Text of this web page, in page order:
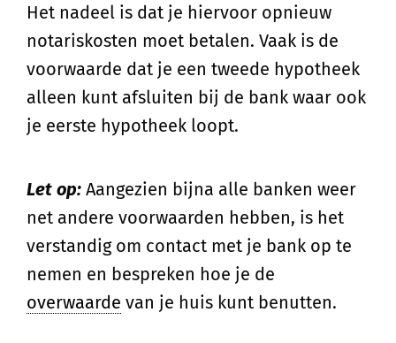
Het nadeel is dat je hiervoor opnieuw
notariskosten moet betalen. Vaak is de
voorwaarde dat je een tweede hypotheek
alleen kunt afsluiten bij de bank waar ook
je eerste hypotheek loopt.
Let op: Aangezien bijna alle banken weer
net andere voorwaarden hebben, is het
verstandig om contact met je bank op te
nemen en bespreken hoe je de
overwaarde van je huis kunt benutten.